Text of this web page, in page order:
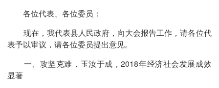
各位代表、各位委员：
现在，我代表县人民政府，向大会报告工作，请各位代
表予以审议，请各位委员提出意见。
一、攻坚克难，玉汝于成，2018年经济社会发展成效
显著